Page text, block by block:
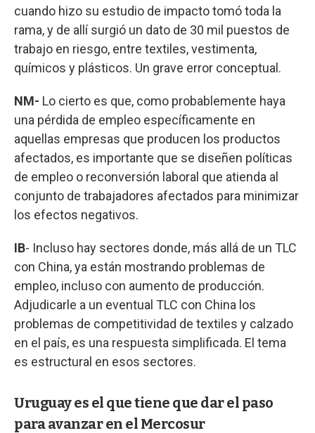
cuando hizo su estudio de impacto tomó toda la
rama, y de allí surgió un dato de 30 mil puestos de
trabajo en riesgo, entre textiles, vestimenta,
químicos y plásticos. Un grave error conceptual.
NM- Lo cierto es que, como probablemente haya
una pérdida de empleo específicamente en
aquellas empresas que producen los productos
afectados, es importante que se diseñen políticas
de empleo o reconversión laboral que atienda al
conjunto de trabajadores afectados para minimizar
los efectos negativos.
IB- Incluso hay sectores donde, más allá de un TLC
con China, ya están mostrando problemas de
empleo, incluso con aumento de producción.
Adjudicarle a un eventual TLC con China los
problemas de competitividad de textiles y calzado
en el país, es una respuesta simplificada. El tema
es estructural en esos sectores.
Uruguay es el que tiene que dar el paso
para avanzar en el Mercosur